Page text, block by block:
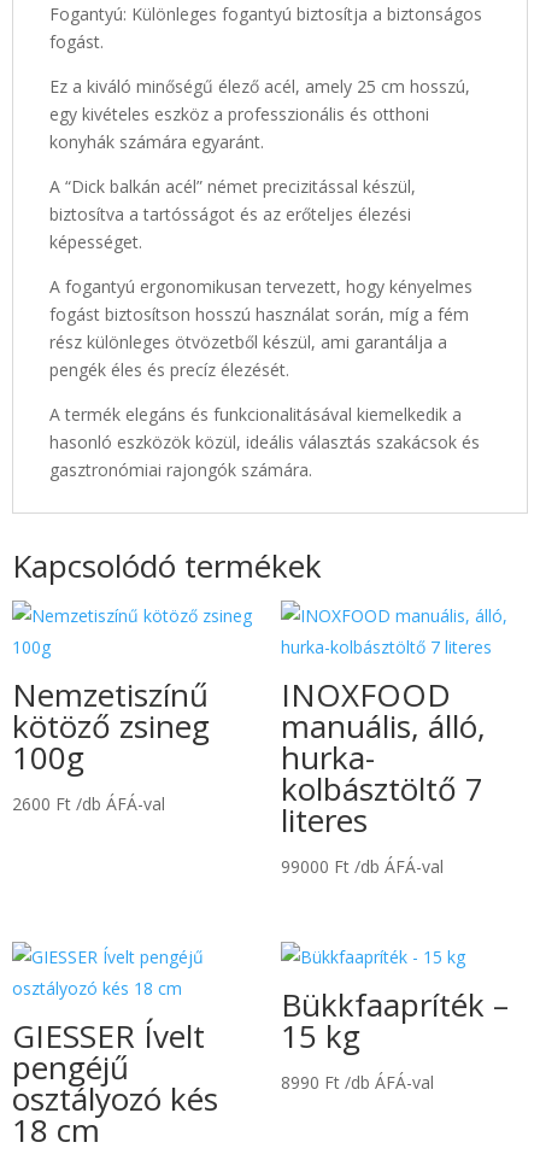
Fogantyú: Különleges fogantyú biztosítja a biztonságos
fogást.
Ez a kiváló minőségű élező acél, amely 25 cm hosszú,
egy kivételes eszköz a professzionális és otthoni
konyhák számára egyaránt.
A “Dick balkán acél” német precizitással készül,
biztosítva a tartósságot és az erőteljes élezési
képességet.
A fogantyú ergonomikusan tervezett, hogy kényelmes
fogást biztosítson hosszú használat során, míg a fém
rész különleges ötvözetből készül, ami garantálja a
pengék éles és precíz élezését.
A termék elegáns és funkcionalitásával kiemelkedik a
hasonló eszközök közül, ideális választás szakácsok és
gasztronómiai rajongók számára.
Kapcsolódó termékek
Nemzetiszínű
kötöző zsineg
100g
2600 Ft /db ÁFÁ-val
INOXFOOD
manuális, álló,
hurka-
kolbásztöltő 7
literes
99000 Ft /db ÁFÁ-val
GIESSER Ívelt
pengéjű
osztályozó kés
18 cm
Bükkfaapríték –
15 kg
8990 Ft /db ÁFÁ-val